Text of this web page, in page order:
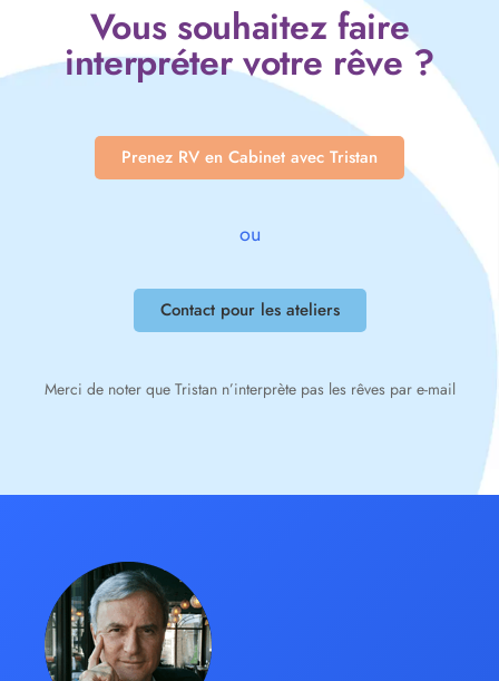
Vous souhaitez faire
interpréter votre rêve ?
Prenez RV en Cabinet avec Tristan
ou
Contact pour les ateliers
Merci de noter que Tristan n’interprète pas les rêves par e-mail